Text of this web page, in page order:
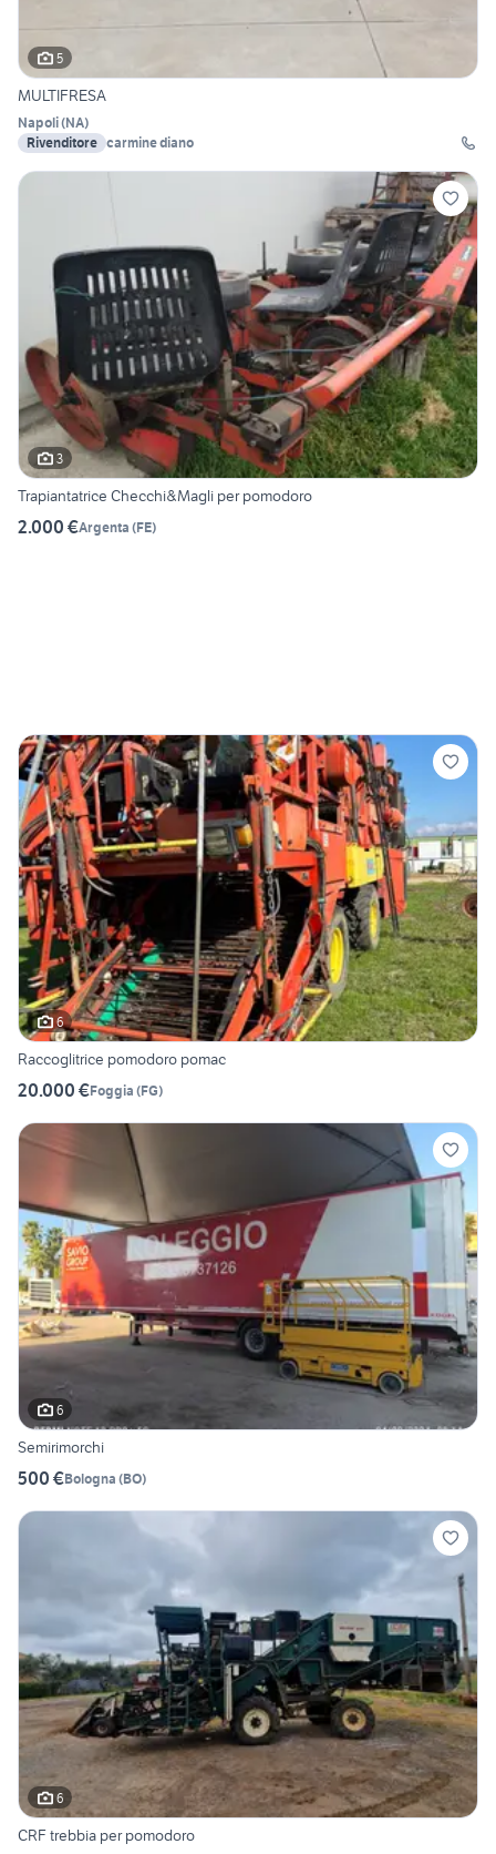
5
MULTIFRESA
Napoli(NA)
Rivenditore carmine diano
3
Trapiantatrice Checchi&Magli per pomodoro
2.000 €Argenta (FE)
6
Raccoglitrice pomodoro pomac
20.000 €Foggia (FG)
6
Semirimorchi
500 €Bologna (BO)
6
CRF trebbia per pomodoro